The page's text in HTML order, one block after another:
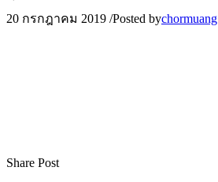
20 กรกฎาคม 2019 /Posted bychormuang
Share Post